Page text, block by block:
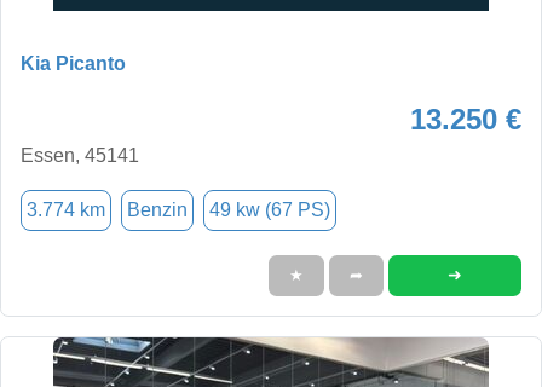
Kia Picanto
13.250 €
Essen, 45141
3.774 km Benzin 49 kw (67 PS)
★ ➦ ➜